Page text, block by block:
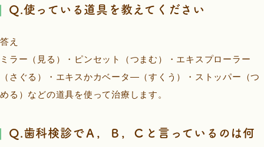
Q.使っている道具を教えてください
答え
ミラー（見る）・ピンセット（つまむ）・エキスプローラー
（さぐる）・エキスかカベータ―（すくう）・ストッパー（つ
める）などの道具を使って治療します。
Q.歯科検診でＡ，Ｂ，Ｃと言っているのは何